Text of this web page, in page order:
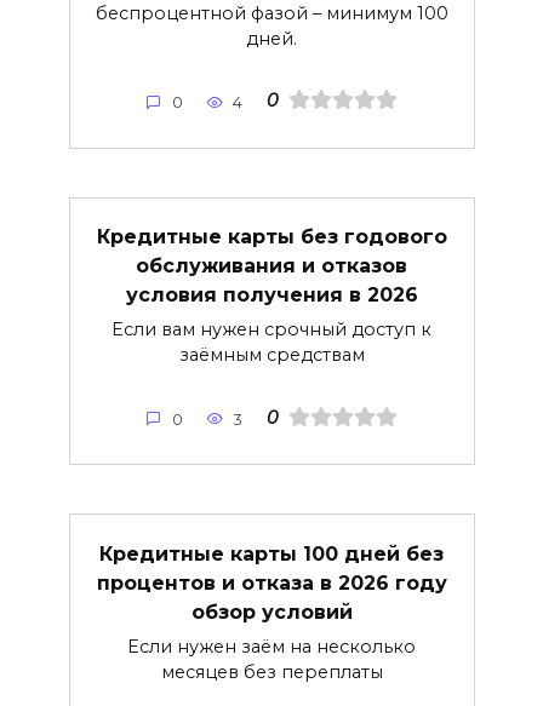
беспроцентной фазой – минимум 100
дней.
0 4 0
Кредитные карты без годового
обслуживания и отказов
условия получения в 2026
Если вам нужен срочный доступ к
заёмным средствам
0 3 0
Кредитные карты 100 дней без
процентов и отказа в 2026 году
обзор условий
Если нужен заём на несколько
месяцев без переплаты